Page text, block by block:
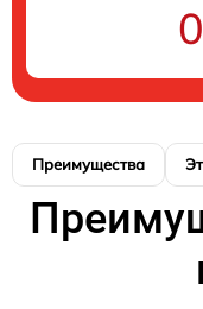
Преимущества